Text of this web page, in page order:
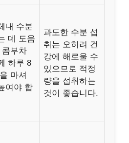
내 수분
데 도움
부차
하루 8
마셔
여야 합
과도한 수분 섭
취는 오히려 건
강에 해로울 수
있으므로 적정
량을 섭취하는
것이 좋습니다.